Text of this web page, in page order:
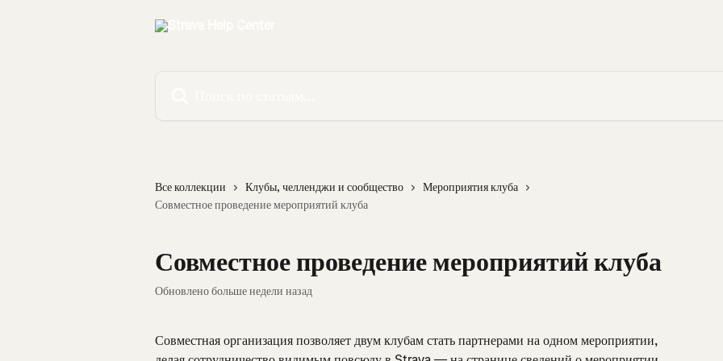
Все коллекции Клубы, челленджи и сообщество
Мероприятия клуба
Совместное проведение мероприятий клуба
Совместное проведение мероприятий клуба
Обновлено больше недели назад
Совместная организация позволяет двум клубам стать партнерами на одном мероприятии,